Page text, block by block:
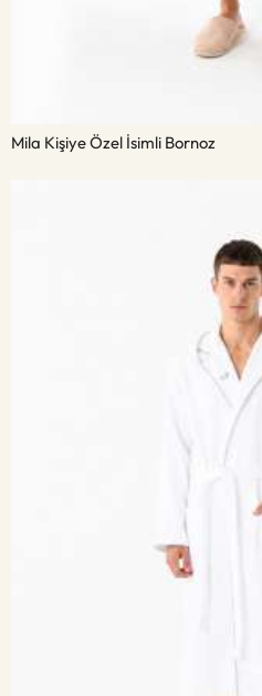
Mila Kişiye Özel İsimli Bornoz